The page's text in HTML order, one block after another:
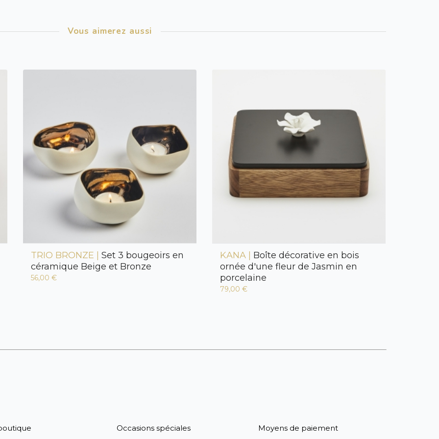
Vous aimerez aussi
TRIO BRONZE | Set 3 bougeoirs en
céramique Beige et Bronze
56,00 €
KANA | Boîte décorative en bois
ornée d'une fleur de Jasmin en
porcelaine
79,00 €
Occasions spéciales Moyens de paiement